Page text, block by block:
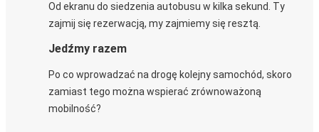
Od ekranu do siedzenia autobusu w kilka sekund. Ty
zajmij się rezerwacją, my zajmiemy się resztą.
Jedźmy razem
Po co wprowadzać na drogę kolejny samochód, skoro
zamiast tego można wspierać zrównoważoną
mobilność?